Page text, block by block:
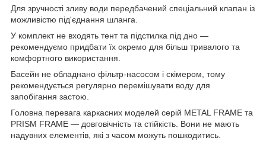
Для зручності зливу води передбачений спеціальний клапан із
можливістю під'єднання шланга.
У комплект не входять тент та підстилка під дно —
рекомендуємо придбати їх окремо для більш тривалого та
комфортного використання.
Басейн не обладнано фільтр-насосом і скімером, тому
рекомендується регулярно перемішувати воду для
запобігання застою.
Головна перевага каркасних моделей серій METAL FRAME та
PRISM FRAME — довговічність та стійкість. Вони не мають
надувних елементів, які з часом можуть пошкодитись.